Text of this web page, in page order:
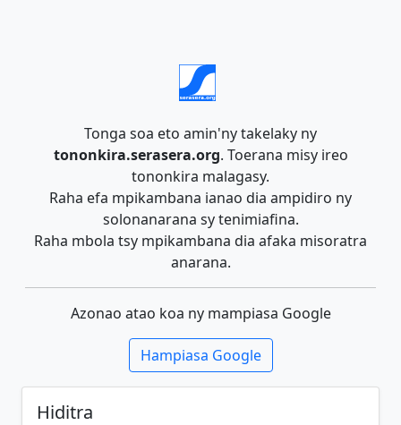
Tonga soa eto amin'ny takelaky ny
tononkira.serasera.org. Toerana misy ireo
tononkira malagasy.
Raha efa mpikambana ianao dia ampidiro ny
solonanarana sy tenimiafina.
Raha mbola tsy mpikambana dia afaka misoratra
anarana.
Azonao atao koa ny mampiasa Google
Hampiasa Google
Hiditra